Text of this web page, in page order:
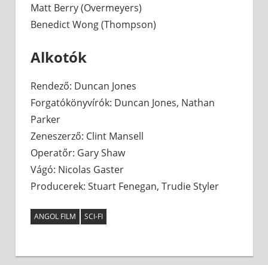
Matt Berry (Overmeyers)
Benedict Wong (Thompson)
Alkotók
Rendező: Duncan Jones
Forgatókönyvírók: Duncan Jones, Nathan
Parker
Zeneszerző: Clint Mansell
Operatőr: Gary Shaw
Vágó: Nicolas Gaster
Producerek: Stuart Fenegan, Trudie Styler
ANGOL FILM SCI-FI